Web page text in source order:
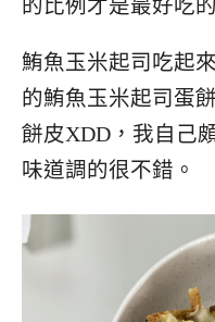
的比例才是最好吃的
鮪魚玉米起司吃起
的鮪魚玉米起司蛋
餅皮XDD，我自己
味道調的很不錯。